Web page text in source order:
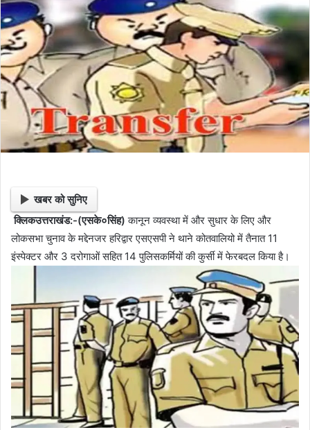
a
n
e
m
a
i
l
खबर को सुनिए
क्लिकउत्तराखंड:-(एसके०सिंह)कानून व्यवस्था में और सुधार के लिए और
लोकसभा चुनाव के मद्देनजर हरिद्वार एसएसपी ने थाने कोतवालियो में तैनात 11
इंस्पेक्टर और 3 दरोगाओं सहित 14 पुलिसकर्मियों की कुर्सी में फेरबदल किया है।